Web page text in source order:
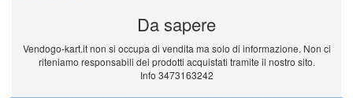
Da sapere
Vendogo-kart.it non si occupa di vendita ma solo di informazione. Non ci
riteniamo responsabili dei prodotti acquistati tramite il nostro sito.
Info 3473163242